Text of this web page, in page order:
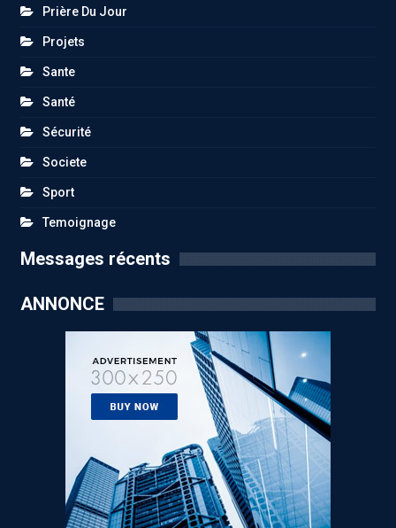
Prière Du Jour
Projets
Sante
Santé
Sécurité
Societe
Sport
Temoignage
Messages récents
ANNONCE